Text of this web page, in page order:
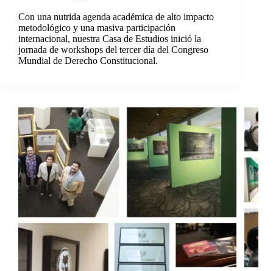
Con una nutrida agenda académica de alto impacto
metodológico y una masiva participación
internacional, nuestra Casa de Estudios inició la
jornada de workshops del tercer día del Congreso
Mundial de Derecho Constitucional.